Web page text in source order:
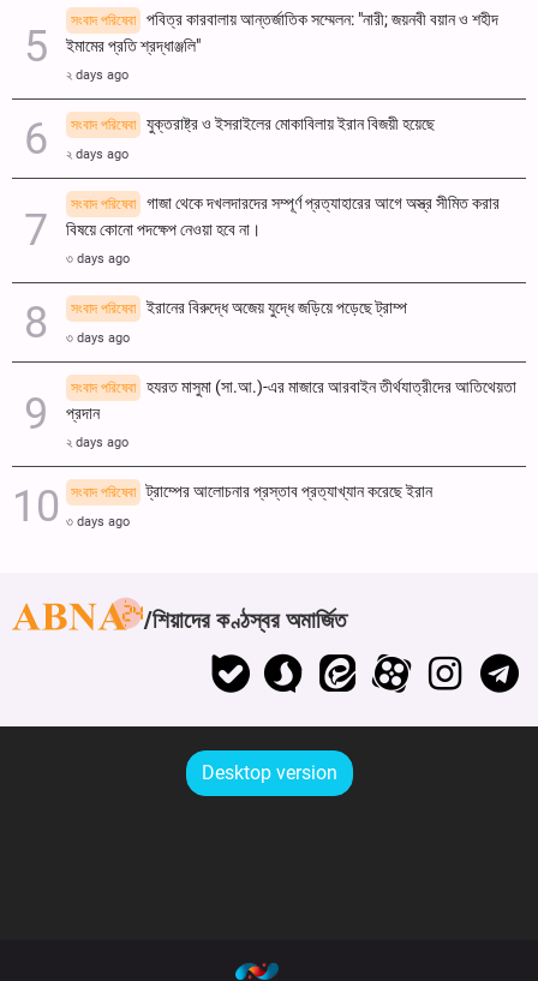
সংবাদ পরিষেবা
পবিত্র কারবালায় আন্তর্জাতিক সম্মেলন: "নারী; জয়নবী বয়ান ও শহীদ
ইমামের প্রতি শ্রদ্ধাঞ্জলি"
২ days ago
সংবাদ পরিষেবা যুক্তরাষ্ট্র ও ইসরাইলের মোকাবিলায় ইরান বিজয়ী হয়েছে
২ days ago
সংবাদ পরিষেবা
গাজা থেকে দখলদারদের সম্পূর্ণ প্রত্যাহারের আগে অস্ত্র সীমিত করার
বিষয়ে কোনো পদক্ষেপ নেওয়া হবে না।
৩ days ago
সংবাদ পরিষেবা ইরানের বিরুদ্ধে অজেয় যুদ্ধে জড়িয়ে পড়েছে ট্রাম্প
৩ days ago
সংবাদ পরিষেবা
হযরত মাসুমা (সা.আ.)-এর মাজারে আরবাইন তীর্থযাত্রীদের আতিথেয়তা
প্রদান
২ days ago
সংবাদ পরিষেবা ট্রাম্পের আলোচনার প্রস্তাব প্রত্যাখ্যান করেছে ইরান
৩ days ago
শিয়াদের কণ্ঠস্বর অমার্জিত
Desktop version